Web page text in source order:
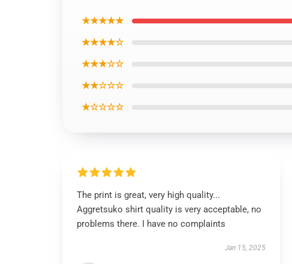
★★★★★
★★★★☆
★★★☆☆
★★☆☆☆
★☆☆☆☆
The print is great, very high quality...
Aggretsuko shirt quality is very acceptable, no
problems there. I have no complaints
Jan 15, 2025